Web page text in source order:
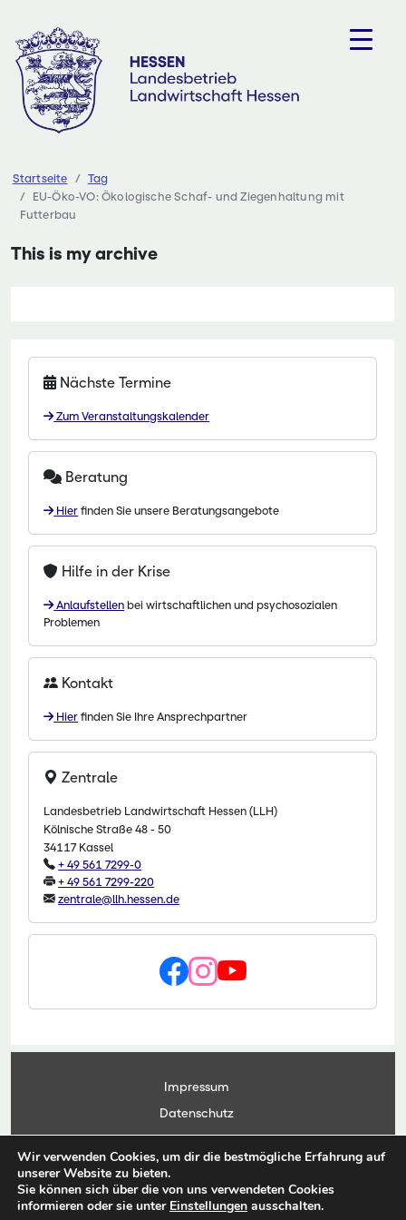
Inhalt
springen
Startseite
Tag
EU-Öko-VO: Ökologische Schaf- und Ziegenhaltung mit
Futterbau
This is my archive
Nächste Termine
Zum Veranstaltungskalender
Beratung
Hier finden Sie unsere Beratungsangebote
Hilfe in der Krise
Anlaufstellen bei wirtschaftlichen und psychosozialen
Problemen
Kontakt
Hier finden Sie Ihre Ansprechpartner
Zentrale
Landesbetrieb Landwirtschaft Hessen (LLH)
Kölnische Straße 48 - 50
34117 Kassel
+ 49 561 7299-0
+ 49 561 7299-220
zentrale@llh.hessen.de
Impressum
Datenschutz
Kontakt
Anwendungsportal
Wir verwenden Cookies, um dir die bestmögliche Erfahrung auf
unserer Website zu bieten.
Sie können sich über die von uns verwendeten Cookies
informieren oder sie unter Einstellungen ausschalten.